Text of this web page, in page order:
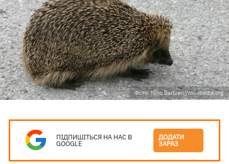
Фото: Nino Barbieri//wikimedia.org
ПІДПИШІТЬСЯ НА НАС В
GOOGLE
ДОДАТИ
ЗАРАЗ